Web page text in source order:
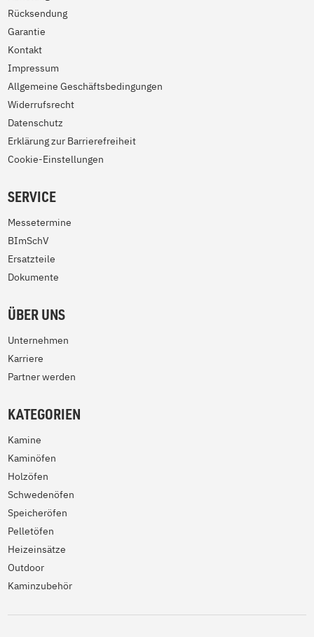
Rücksendung
Garantie
Kontakt
Impressum
Allgemeine Geschäftsbedingungen
Widerrufsrecht
Datenschutz
Erklärung zur Barrierefreiheit
Cookie-Einstellungen
SERVICE
Messetermine
BImSchV
Ersatzteile
Dokumente
ÜBER UNS
Unternehmen
Karriere
Partner werden
KATEGORIEN
Kamine
Kaminöfen
Holzöfen
Schwedenöfen
Speicheröfen
Pelletöfen
Heizeinsätze
Outdoor
Kaminzubehör